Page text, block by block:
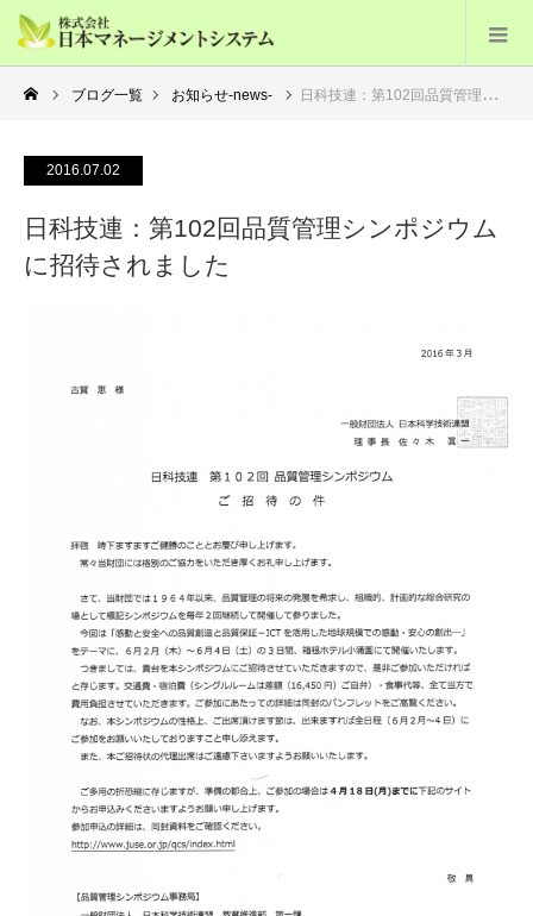
ブログ一覧 お知らせ-news- 日科技連：第102回品質管理シンポジウムに招待されました
2016.07.02
日科技連：第102回品質管理シンポジウム
に招待されました